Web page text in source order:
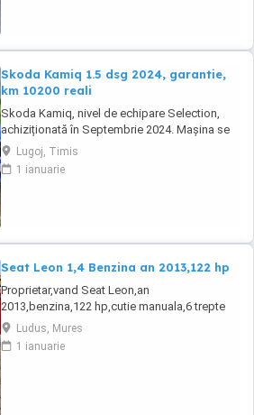
Skoda Kamiq 1.5 dsg 2024, garantie,
km 10200 reali
Skoda Kamiq, nivel de echipare Selection,
achiziționată în Septembrie 2024. Mașina se
află într-o stare impecabila. Detalii tehnice:
Motorizare: 1.5 TSI, 150 CP Transmisie:
Automată DSG An fabricație: 2024
Lugoj, Timis
1 ianuarie
Seat Leon 1,4 Benzina an 2013,122 hp
Proprietar,vand Seat Leon,an
2013,benzina,122 hp,cutie manuala,6 trepte
de viteza,alcantara,navigatie,stare perfecta
tehnic si estetic,revizii anuale la max 6000
km,fiind a doua masina in familie,distributie
Ludus, Mures
1 ianuarie